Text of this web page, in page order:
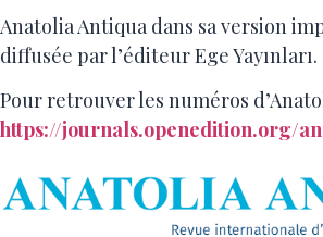
Anatolia Antiqua dans sa version
diffusée par l’éditeur Ege Yayınları.
Pour retrouver les numéros
https://journals.openedition.org/